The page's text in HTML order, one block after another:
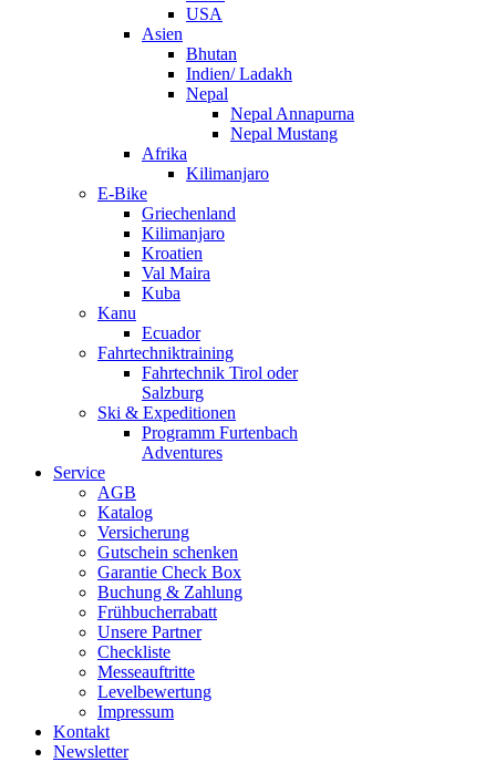
USA
Asien
Bhutan
Indien/ Ladakh
Nepal
Nepal Annapurna
Nepal Mustang
Afrika
Kilimanjaro
E-Bike
Griechenland
Kilimanjaro
Kroatien
Val Maira
Kuba
Kanu
Ecuador
Fahrtechniktraining
Fahrtechnik Tirol oder
Salzburg
Ski & Expeditionen
Programm Furtenbach
Adventures
Service
AGB
Katalog
Versicherung
Gutschein schenken
Garantie Check Box
Buchung & Zahlung
Frühbucherrabatt
Unsere Partner
Checkliste
Messeauftritte
Levelbewertung
Impressum
Kontakt
Newsletter